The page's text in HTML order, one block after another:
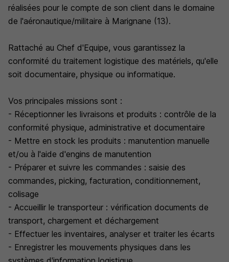
réalisées pour le compte de son client dans le domaine
de l'aéronautique/militaire à Marignane (13).
Rattaché au Chef d'Equipe, vous garantissez la
conformité du traitement logistique des matériels, qu'elle
soit documentaire, physique ou informatique.
Vos principales missions sont :
- Réceptionner les livraisons et produits : contrôle de la
conformité physique, administrative et documentaire
- Mettre en stock les produits : manutention manuelle
et/ou à l'aide d'engins de manutention
- Préparer et suivre les commandes : saisie des
commandes, picking, facturation, conditionnement,
colisage
- Accueillir le transporteur : vérification documents de
transport, chargement et déchargement
- Effectuer les inventaires, analyser et traiter les écarts
- Enregistrer les mouvements physiques dans les